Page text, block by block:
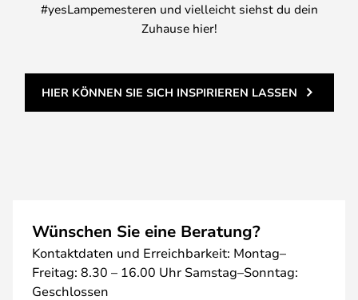
#yesLampemesteren und vielleicht siehst du dein
Zuhause hier!
HIER KÖNNEN SIE SICH INSPIRIEREN LASSEN
Wünschen Sie eine Beratung?
Kontaktdaten und Erreichbarkeit: Montag–
Freitag: 8.30 – 16.00 Uhr Samstag–Sonntag:
Geschlossen